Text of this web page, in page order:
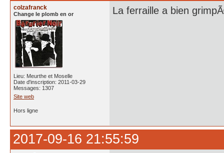
colzafranck
Change le plomb en or
Lieu: Meurthe et Moselle
Date d'inscription: 2011-03-29
Messages: 1307
Site web
La ferraille a bien
Hors ligne
2017-09-16 21:55:59